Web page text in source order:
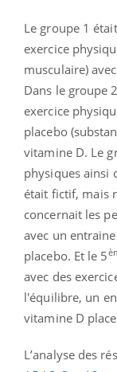
Le groupe 1
exercice
musculaire)
Dans le groupe
exercice
placebo
vitamine D. Le
physiques ainsi
était fictif, mais
concernait les
avec un
placebo. Et le 5
avec des
l'équilibre, un
vitamine D
L’analyse des